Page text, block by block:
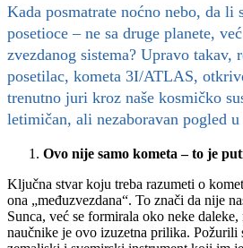
Kada posmatrate noćno nebo, da li
posetioce – ne sa druge planete,
zvezdanog sistema? Upravo takav,
posetilac, kometa 3I/ATLAS,
trenutno juri kroz naše kosmičko
letimičan, ali nezaboravan pogled
Ovo nije samo kometa – to je
Ključna stvar koju treba razumeti o
ona „međuzvezdana“. To znači da nije
Sunca, već se formirala oko neke daleke,
naučnike je ovo izuzetna prilika. Požurili